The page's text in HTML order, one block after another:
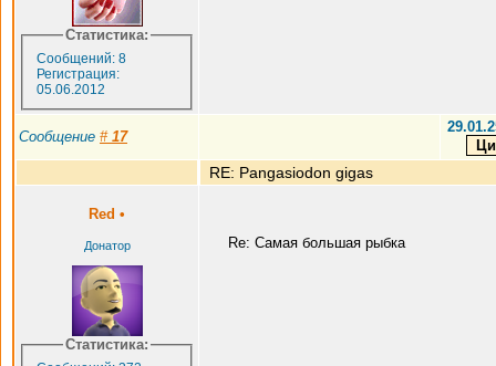
Статистика:
Сообщений: 8
Регистрация:
05.06.2012
Сообщение # 17
RE: Pangasiodon gigas
Red •
Донатор
Статистика:
Re: Самая большая рыбка